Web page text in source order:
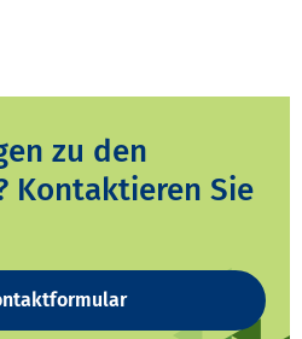
zu den
Kontaktieren Sie